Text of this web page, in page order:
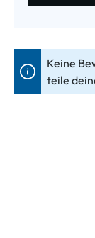
Keine
teile